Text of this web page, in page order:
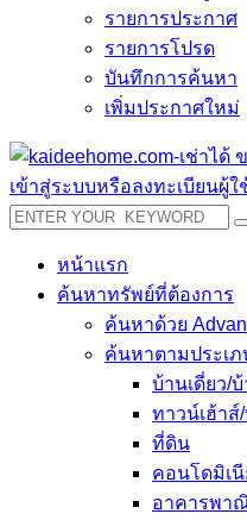
รายการประกาศ
รายการโปรด
บันทึกการค้นหา
เพิ่มประกาศใหม่
เข้าสู่ระบบหรือลงทะเบียนผู้ใ
หน้าแรก
ค้นหาทรัพย์ที่ต้องการ
ค้นหาด้วย
ค้นหาตามประเภ
บ้านเดี่ยว/
ทาวน์เฮ้าส์
ที่ดิน
คอนโดมิเนี
อาคารพา